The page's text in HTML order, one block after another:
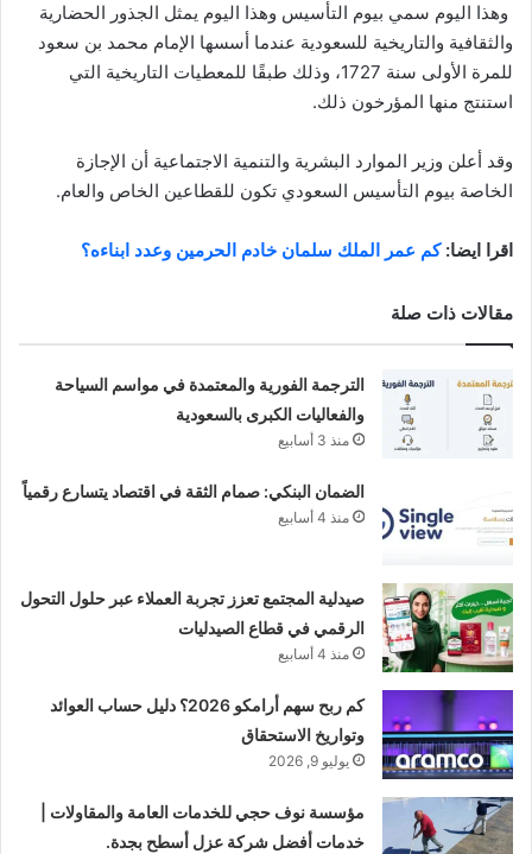
وهذا اليوم سمي بيوم التأسيس وهذا اليوم يمثل الجذور الحضارية
والثقافية والتاريخية للسعودية عندما أسسها الإمام محمد بن سعود
للمرة الأولى سنة 1727، وذلك طبقًا للمعطيات التاريخية التي
استنتج منها المؤرخون ذلك.
وقد أعلن وزير الموارد البشرية والتنمية الاجتماعية أن الإجازة
الخاصة بيوم التأسيس السعودي تكون للقطاعين الخاص والعام.
اقرا ايضا:كم عمر الملك سلمان خادم الحرمين وعدد ابناءه؟
مقالات ذات صلة
الترجمة الفورية والمعتمدة في مواسم السياحة
والفعاليات الكبرى بالسعودية
منذ 3 أسابيع
الضمان البنكي: صمام الثقة في اقتصاد يتسارع رقمياً
منذ 4 أسابيع
صيدلية المجتمع تعزز تجربة العملاء عبر حلول التحول
الرقمي في قطاع الصيدليات
منذ 4 أسابيع
كم ربح سهم أرامكو 2026؟ دليل حساب العوائد
وتواريخ الاستحقاق
يوليو 9, 2026
مؤسسة نوف حجي للخدمات العامة والمقاولات |
خدمات أفضل شركة عزل أسطح بجدة.